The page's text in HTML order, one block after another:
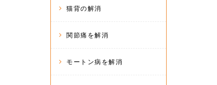
猫背の解消
関節痛を解消
モートン病を解消